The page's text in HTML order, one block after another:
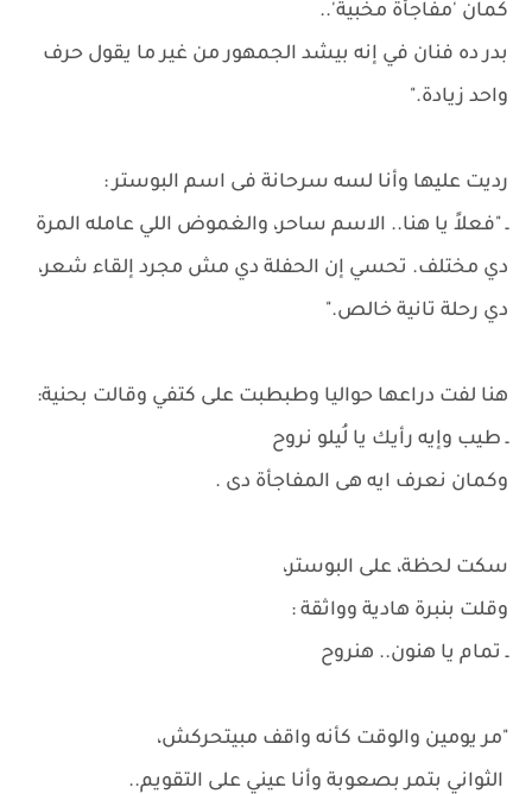
كمان 'مفاجأة مخبية'..
بدر ده فنان في إنه بيشد الجمهور من غير ما يقول حرف
واحد زيادة."
رديت عليها وأنا لسه سرحانة فى اسم البوستر :
ـ "فعلاً يا هنا.. الاسم ساحر، والغموض اللي عامله المرة
دي مختلف. تحسي إن الحفلة دي مش مجرد إلقاء شعر،
دي رحلة تانية خالص."
هنا لفت دراعها حواليا وطبطبت على كتفي وقالت بحنية:
ـ طيب وإيه رأيك يا لُيلو نروح
وكمان نعرف ايه هى المفاجأة دى .
سكت لحظة، على البوستر،
وقلت بنبرة هادية وواثقة :
ـ تمام يا هنون.. هنروح
"مر يومين والوقت كأنه واقف مبيتحركش،
الثواني بتمر بصعوبة وأنا عيني على التقويم..